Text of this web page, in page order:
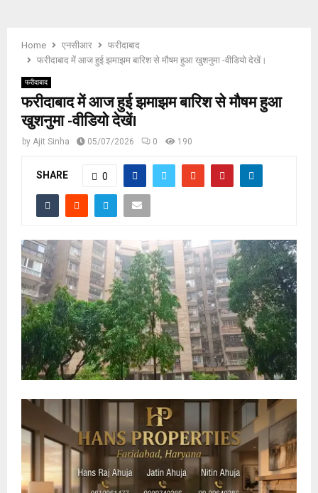
Home एनसीआर
फरीदाबाद
फरीदाबाद में आज हुई झमाझम बारिश से मौषम हुआ खुशनुमा -वीडियो देखें।
फरीदाबाद
फरीदाबाद में आज हुई झमाझम बारिश से मौषम हुआ
खुशनुमा -वीडियो देखें।
by Ajit Sinha 05/07/2026 0 190
SHARE 0